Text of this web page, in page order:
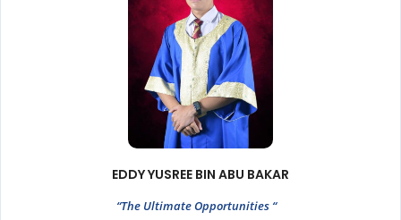
EDDY YUSREE BIN ABU BAKAR
“The Ultimate Opportunities “